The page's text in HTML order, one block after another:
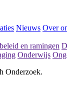
Nieuws Over
en ramingen
Onderwijs
Onderzoek.